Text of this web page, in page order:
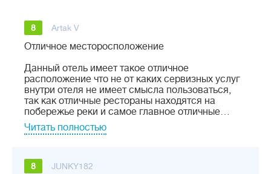
8 Artak V
Отличное месторосположение
Данный отель имеет такое отличное
расположение что не от каких сервизных услуг
внутри отеля не имеет смысла пользоваться,
так как отличные рестораны находятся на
побережье реки и самое главное отличные…
Читать полностью
8 JUNKY182